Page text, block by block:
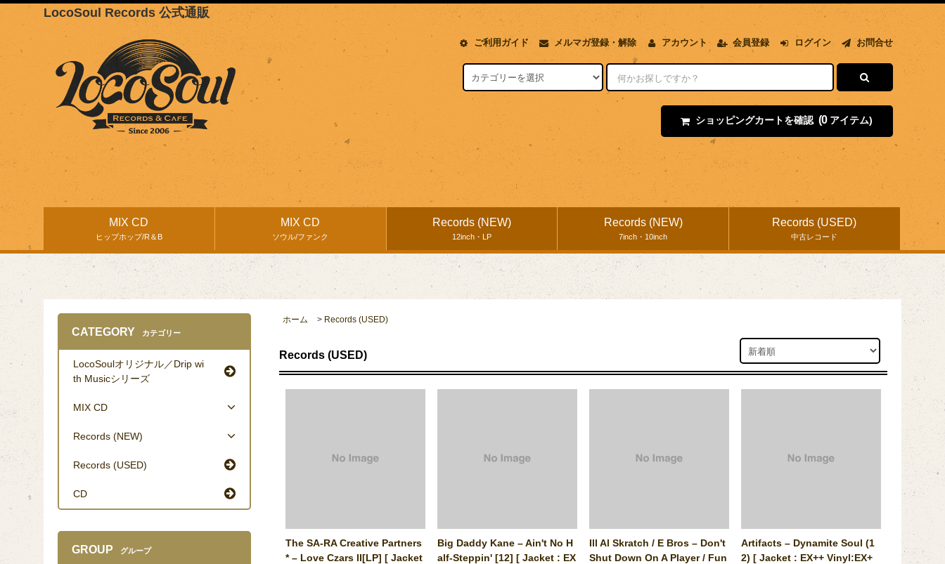
LocoSoul Records 公式通販
ご利用ガイド メルマガ登録・解除 アカウント 会員登録 ログイン お問合せ
ショッピングカートを確認 (0 アイテム)
MIX CD
ヒップホップ/R＆B
MIX CD
ソウル/ファンク
Records (NEW)
12inch・LP
Records (NEW)
7inch・10inch
Records (USED)
中古レコード
ホーム > Records (USED)
Records (USED)
The SA-RA Creative Partners
* ‎– Love Czars II[LP] [ Jacket
Big Daddy Kane ‎– Ain't No H
alf-Steppin' [12] [ Jacket : EX
Ill Al Skratch / E Bros ‎– Don't
Shut Down On A Player / Fun
Artifacts ‎– Dynamite Soul (1
2) [ Jacket : EX++ Vinyl:EX+
CATEGORY カテゴリー
LocoSoulオリジナル／Drip wi
th Musicシリーズ
MIX CD
Records (NEW)
Records (USED)
CD
GROUP グループ